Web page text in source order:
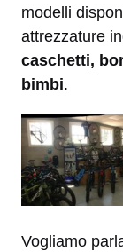
modelli
attrezzature
caschetti,
bimbi.
Vogliamo